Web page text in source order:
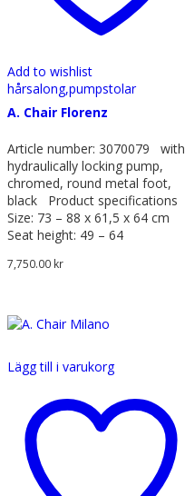
Add to wishlist
hårsalong,pumpstolar
A. Chair Florenz
Article number: 3070079 with
hydraulically locking pump,
chromed, round metal foot,
black Product specifications
Size: 73 – 88 x 61,5 x 64 cm
Seat height: 49 – 64
7,750.00 kr
Lägg till i varukorg